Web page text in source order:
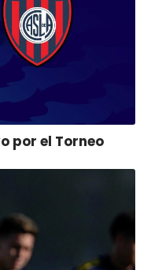
por el Torneo